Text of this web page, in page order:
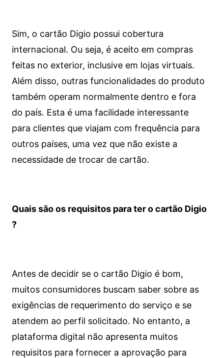
Sim, o cartão Digio possui cobertura
internacional. Ou seja, é aceito em compras
feitas no exterior, inclusive em lojas virtuais.
Além disso, outras funcionalidades do produto
também operam normalmente dentro e fora
do país. Esta é uma facilidade interessante
para clientes que viajam com frequência para
outros países, uma vez que não existe a
necessidade de trocar de cartão.
Quais são os requisitos para ter o cartão Digio
?
Antes de decidir se o cartão Digio é bom,
muitos consumidores buscam saber sobre as
exigências de requerimento do serviço e se
atendem ao perfil solicitado. No entanto, a
plataforma digital não apresenta muitos
requisitos para fornecer a aprovação para